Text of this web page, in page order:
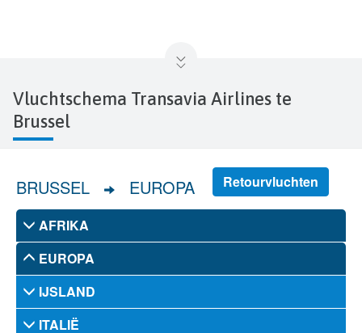
Vluchtschema Transavia Airlines te
Brussel